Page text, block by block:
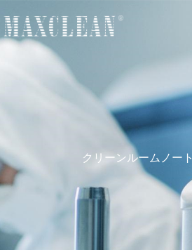
クリーンルームノート